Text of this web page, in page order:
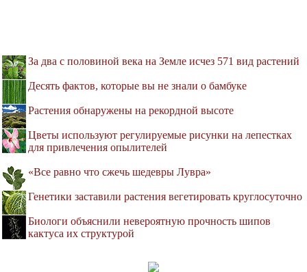
За два с половиной века на Земле исчез 571 вид растений
Десять фактов, которые вы не знали о бамбуке
Растения обнаружены на рекордной высоте
Цветы используют регулируемые рисунки на лепестках
для привлечения опылителей
«Все равно что сжечь шедевры Лувра»
Генетики заставили растения вегетировать круглосуточно
Биологи объяснили невероятную прочность шипов
кактуса их структурой